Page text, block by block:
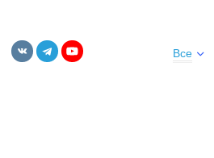
Все